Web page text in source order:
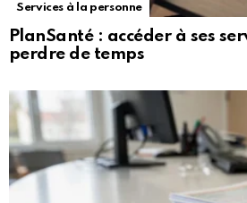
Services à la personne
PlanSanté : accéder à ses
perdre de temps